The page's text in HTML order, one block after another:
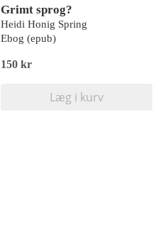
Grimt sprog?
Heidi Honig Spring
Ebog (epub)
150 kr
Læg i kurv